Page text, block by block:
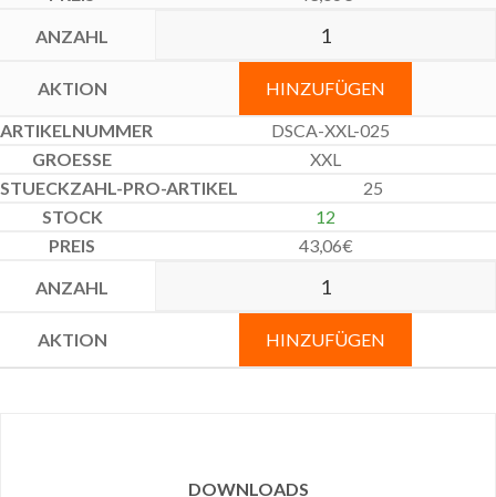
HINZUFÜGEN
DSCA-XXL-025
XXL
25
12
43,06€
HINZUFÜGEN
DOWNLOADS